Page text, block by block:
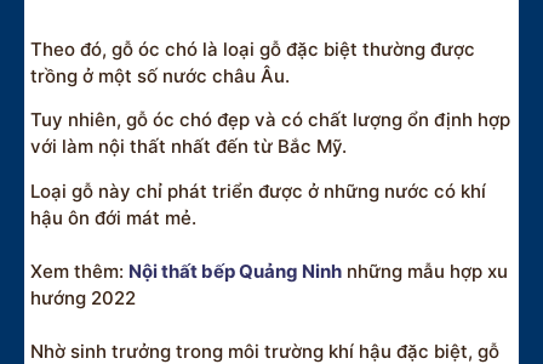
Theo đó, gỗ óc chó là loại gỗ đặc biệt thường được
trồng ở một số nước châu Âu.
Tuy nhiên, gỗ óc chó đẹp và có chất lượng ổn định hợp
với làm nội thất nhất đến từ Bắc Mỹ.
Loại gỗ này chỉ phát triển được ở những nước có khí
hậu ôn đới mát mẻ.
Xem thêm: Nội thất bếp Quảng Ninh những mẫu hợp xu
hướng 2022
Nhờ sinh trưởng trong môi trường khí hậu đặc biệt, gỗ